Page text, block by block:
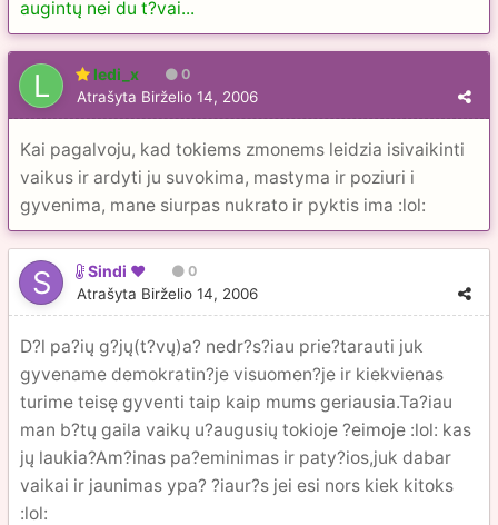
augintų nei du t?vai...
ledi_x 0
Atrašyta Birželio 14, 2006
Kai pagalvoju, kad tokiems zmonems leidzia isivaikinti
vaikus ir ardyti ju suvokima, mastyma ir poziuri i
gyvenima, mane siurpas nukrato ir pyktis ima :lol:
Sindi ♥ 0
Atrašyta Birželio 14, 2006
D?l pa?ių g?jų(t?vų)a? nedr?s?iau prie?tarauti juk
gyvename demokratin?je visuomen?je ir kiekvienas
turime teisę gyventi taip kaip mums geriausia.Ta?iau
man b?tų gaila vaikų u?augusių tokioje ?eimoje :lol: kas
jų laukia?Am?inas pa?eminimas ir paty?ios,juk dabar
vaikai ir jaunimas ypa? ?iaur?s jei esi nors kiek kitoks
:lol: